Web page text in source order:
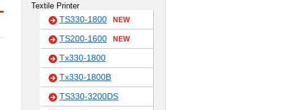
Textile Printer
TS330-1800 NEW
TS200-1600 NEW
Tx330-1800
Tx330-1800B
TS330-3200DS